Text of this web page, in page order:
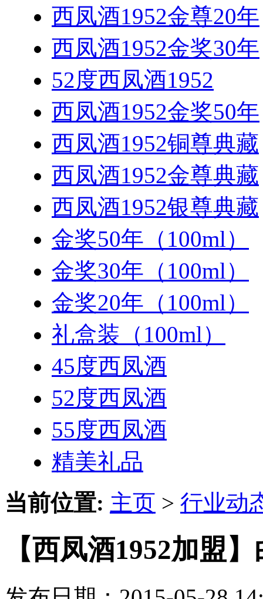
西凤酒1952金尊20年
西凤酒1952金奖30年
52度西凤酒1952
西凤酒1952金奖50年
西凤酒1952铜尊典藏
西凤酒1952金尊典藏
西凤酒1952银尊典藏
金奖50年（100ml）
金奖30年（100ml）
金奖20年（100ml）
礼盒装（100ml）
45度西凤酒
52度西凤酒
55度西凤酒
精美礼品
当前位置: 主页 > 行业动
【西凤酒1952加盟